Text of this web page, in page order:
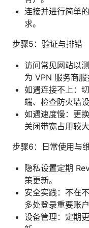
连接并进行简单
求。
步骤5：验证与排错
访问常见网站以
为 VPN 服务商服
如遇连接不上：
端、检查防火墙设
如遇速度慢：更
关闭带宽占用较大
步骤6：日常使用与
隐私设置定期
策更新。
安全实践：不在
多处登录重要账户
设备管理：定期